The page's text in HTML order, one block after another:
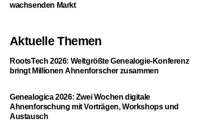
wachsenden Markt
Aktuelle Themen
RootsTech 2026: Weltgrößte Genealogie-Konferenz
bringt Millionen Ahnenforscher zusammen
Genealogica 2026: Zwei Wochen digitale
Ahnenforschung mit Vorträgen, Workshops und
Austausch